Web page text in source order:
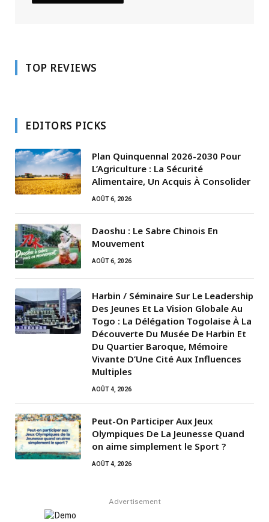
TOP REVIEWS
EDITORS PICKS
Plan Quinquennal 2026-2030 Pour
L’Agriculture : La Sécurité
Alimentaire, Un Acquis À Consolider
AOÛT 6, 2026
Daoshu : Le Sabre Chinois En
Mouvement
AOÛT 6, 2026
Harbin / Séminaire Sur Le Leadership
Des Jeunes Et La Vision Globale Au
Togo : La Délégation Togolaise À La
Découverte Du Musée De Harbin Et
Du Quartier Baroque, Mémoire
Vivante D’Une Cité Aux Influences
Multiples
AOÛT 4, 2026
Peut-On Participer Aux Jeux
Olympiques De La Jeunesse Quand
on aime simplement le Sport ?
AOÛT 4, 2026
Advertisement